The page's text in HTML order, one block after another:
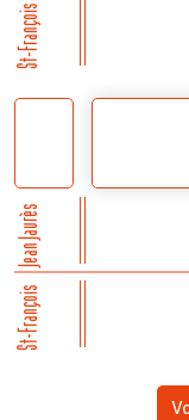
St-François
Jean Jaurès
St-François